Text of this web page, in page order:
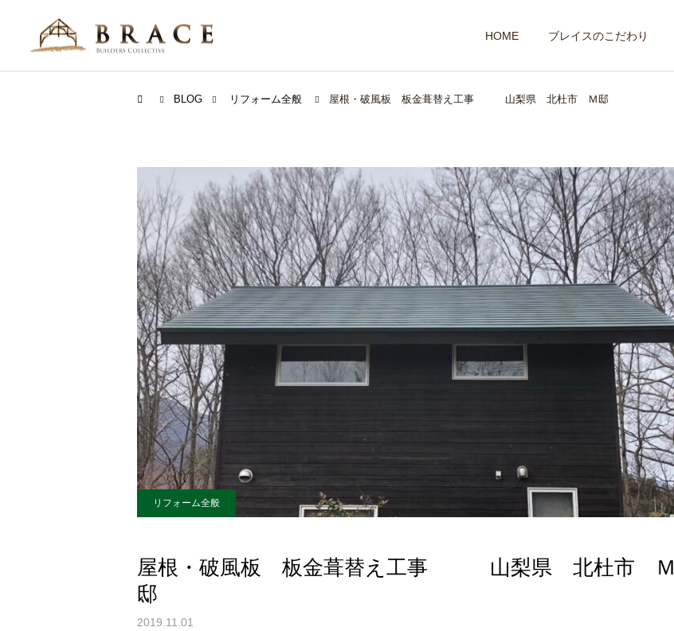
HOME ブレイスのこだわり
BLOG リフォーム全般 屋根・破風板 板金葺替え工事 山梨県 北杜市 Ｍ邸
リフォーム全般
屋根・破風板 板金葺替え工事 山梨県 北杜市 Ｍ
邸
2019.11.01